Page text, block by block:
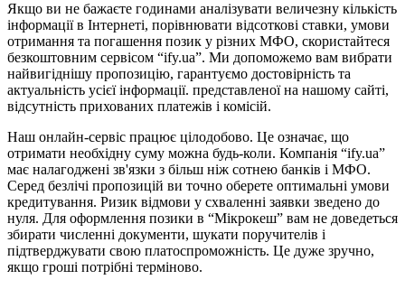
Якщо ви не бажаєте годинами аналізувати величезну кількість
інформації в Інтернеті, порівнювати відсоткові ставки, умови
отримання та погашення позик у різних МФО, скористайтеся
безкоштовним сервісом “ify.ua”. Ми допоможемо вам вибрати
найвигіднішу пропозицію, гарантуємо достовірність та
актуальність усієї інформації. представленої на нашому сайті,
відсутність прихованих платежів і комісій.
Наш онлайн-сервіс працює цілодобово. Це означає, що
отримати необхідну суму можна будь-коли. Компанія “ify.ua”
має налагоджені зв'язки з більш ніж сотнею банків і МФО.
Серед безлічі пропозицій ви точно оберете оптимальні умови
кредитування. Ризик відмови у схваленні заявки зведено до
нуля. Для оформлення позики в “Мікрокеш” вам не доведеться
збирати численні документи, шукати поручителів і
підтверджувати свою платоспроможність. Це дуже зручно,
якщо гроші потрібні терміново.